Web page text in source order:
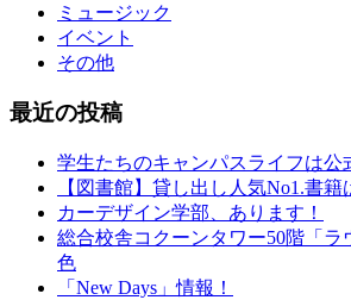
ミュージック
イベント
その他
最近の投稿
学生たちのキャンパスライフは公
【図書館】貸し出し人気No1.書籍
カーデザイン学部、あります！
総合校舎コクーンタワー50階「ラ
色
「New Days」情報！